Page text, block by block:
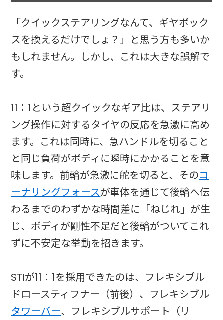
「クイックステアリングなんて、ギヤボック
スを換えるだけでしょ？」と思う方も多いか
もしれません。しかし、これは大きな誤解で
す。
11：1という超クイックなギア比は、ステアリ
ング操作に対するタイヤの反応を急激に高め
ます。これは同時に、急ハンドルを切ること
と同じ負荷がボディに瞬時にかかることを意
味します。前輪が急激に舵を切ると、そのコ
ーナリングフォースが車体を通じて後輪へ伝
わるまでのわずかな時間差に「ねじれ」が生
じ、ボディが剛性不足だと後輪がついてこれ
ずに不安定な挙動を招きます。
STIが11：1を採用できたのは、フレキシブル
ドロースティフナー（前後）、フレキシブル
タワーバー、フレキシブルサポート（リ